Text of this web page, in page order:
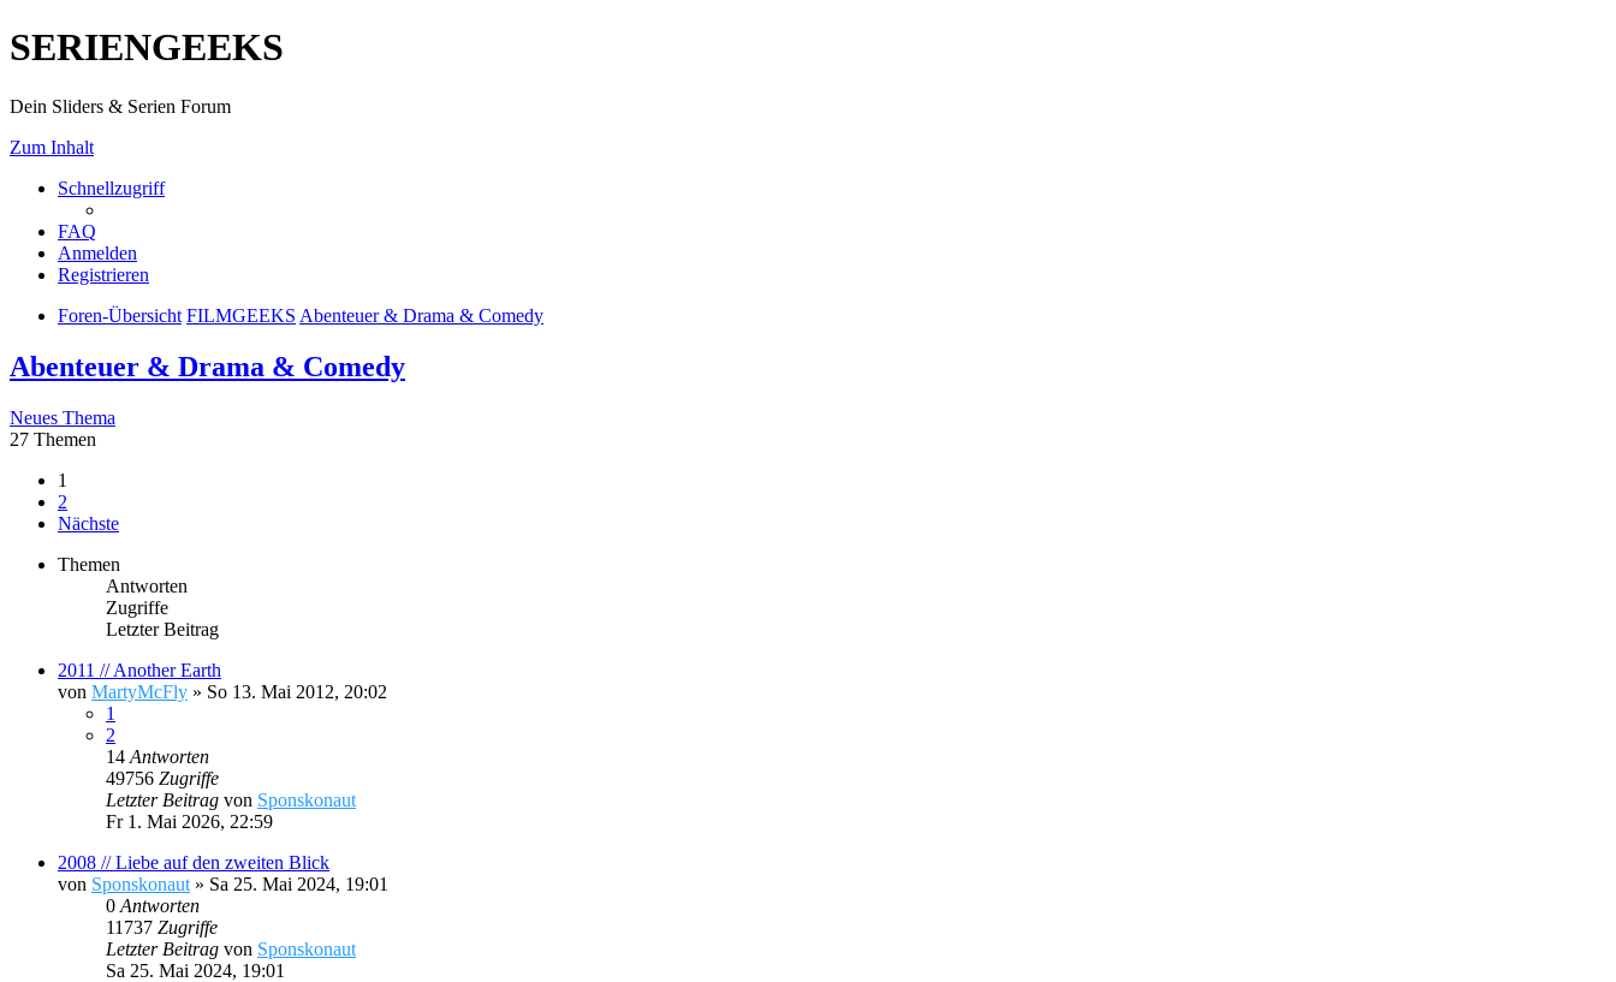
SERIENGEEKS
Dein Sliders & Serien Forum
Zum Inhalt
Schnellzugriff
FAQ
Anmelden
Registrieren
Foren-Übersicht FILMGEEKS Abenteuer & Drama & Comedy
Abenteuer & Drama & Comedy
Neues Thema
27 Themen
1
2
Nächste
Themen
Antworten
Zugriffe
Letzter Beitrag
2011 // Another Earth
von MartyMcFly » So 13. Mai 2012, 20:02
1
2
14 Antworten
49756 Zugriffe
Letzter Beitrag von Sponskonaut
Fr 1. Mai 2026, 22:59
2008 // Liebe auf den zweiten Blick
von Sponskonaut » Sa 25. Mai 2024, 19:01
0 Antworten
11737 Zugriffe
Letzter Beitrag von Sponskonaut
Sa 25. Mai 2024, 19:01